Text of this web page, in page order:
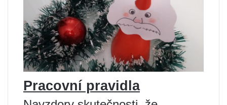
Pracovní pravidla